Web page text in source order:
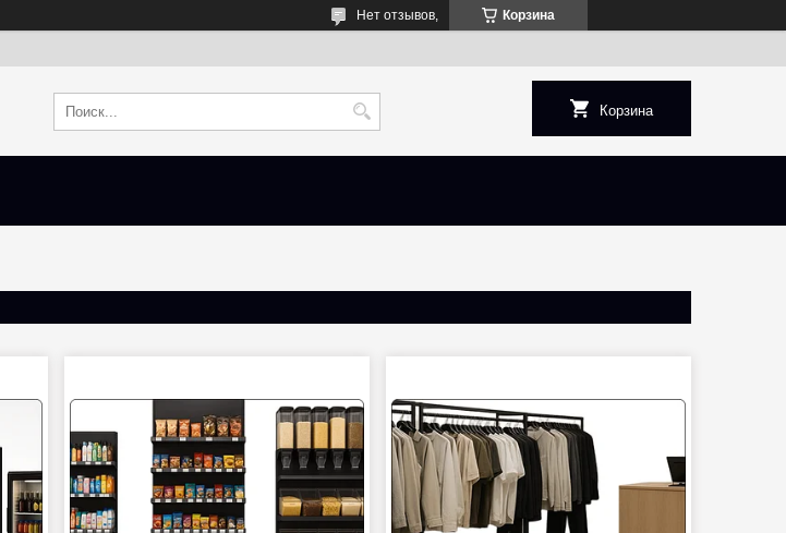
Корзина
Нет отзывов,
Корзина